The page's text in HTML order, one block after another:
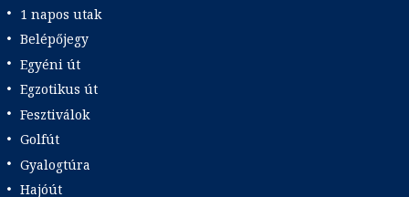
1 napos utak
Belépőjegy
Egyéni út
Egzotikus út
Fesztiválok
Golfút
Gyalogtúra
Hajóút